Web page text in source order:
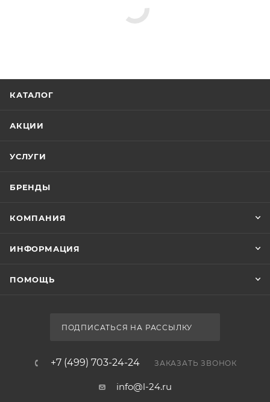
Ножки/каркасы для ванн
Душевые комплекты
Aquanet
00-01228931
Light
Россия
1 год
Экран для ванны
современный
Глубина, см
Форма